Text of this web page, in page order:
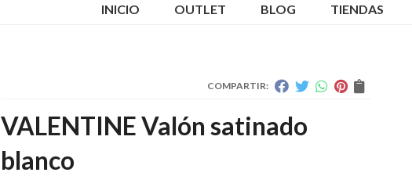
INICIO OUTLET BLOG TIENDAS
COMPARTIR:
VALENTINE Valón satinado
blanco